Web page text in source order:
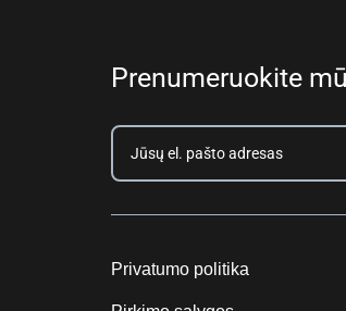
Prenumeruokite
Privatumo politika